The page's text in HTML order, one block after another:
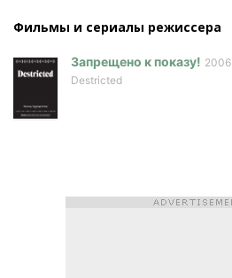
Фильмы и сериалы режисcера
Запрещено к показу! 2006
Destricted